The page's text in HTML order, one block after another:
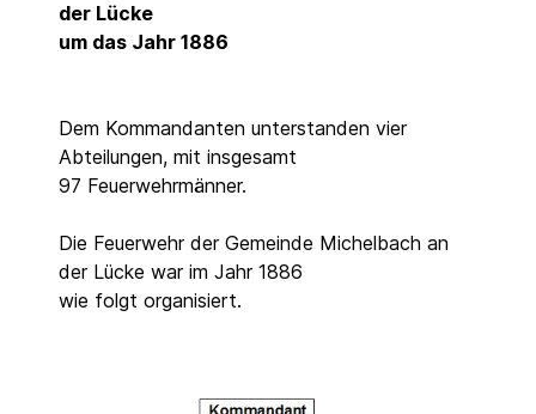
der Lücke
um das Jahr 1886
Dem Kommandanten unterstanden vier
Abteilungen, mit insgesamt
97 Feuerwehrmänner.
Die Feuerwehr der Gemeinde Michelbach an
der Lücke war im Jahr 1886
wie folgt organisiert.